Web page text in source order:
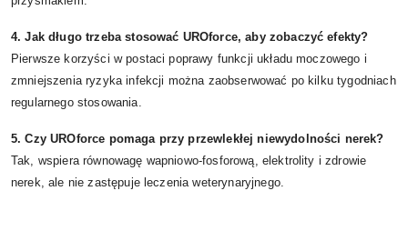
4. Jak długo trzeba stosować UROforce, aby zobaczyć efekty?
Pierwsze korzyści w postaci poprawy funkcji układu moczowego i
zmniejszenia ryzyka infekcji można zaobserwować po kilku tygodniach
regularnego stosowania.
5. Czy UROforce pomaga przy przewlekłej niewydolności nerek?
Tak, wspiera równowagę wapniowo-fosforową, elektrolity i zdrowie
nerek, ale nie zastępuje leczenia weterynaryjnego.